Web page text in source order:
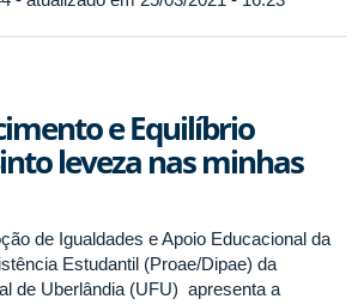
e Equilíbrio
leveza nas minhas
de Igualdades e Apoio Educacional da
Estudantil (Proae/Dipae) da
de Uberlândia (UFU) apresenta a